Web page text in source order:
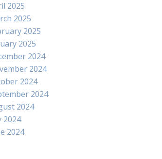
2025
2025
2025
2025
2024
2024
2024
2024
2024
2024
2024